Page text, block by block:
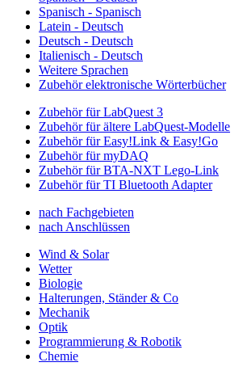
Spanisch - Spanisch
Latein - Deutsch
Deutsch - Deutsch
Italienisch - Deutsch
Weitere Sprachen
Zubehör elektronische Wörterbücher
Zubehör für LabQuest 3
Zubehör für ältere LabQuest-Modelle
Zubehör für Easy!Link & Easy!Go
Zubehör für myDAQ
Zubehör für BTA-NXT Lego-Link
Zubehör für TI Bluetooth Adapter
nach Fachgebieten
nach Anschlüssen
Wind & Solar
Wetter
Biologie
Halterungen, Ständer & Co
Mechanik
Optik
Programmierung & Robotik
Chemie